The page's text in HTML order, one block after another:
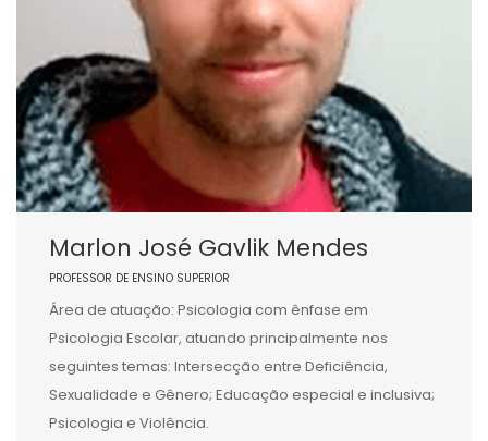
Marlon José Gavlik Mendes
PROFESSOR DE ENSINO SUPERIOR
Área de atuação: Psicologia com ênfase em
Psicologia Escolar, atuando principalmente nos
seguintes temas: Intersecção entre Deficiência,
Sexualidade e Gênero; Educação especial e inclusiva;
Psicologia e Violência.